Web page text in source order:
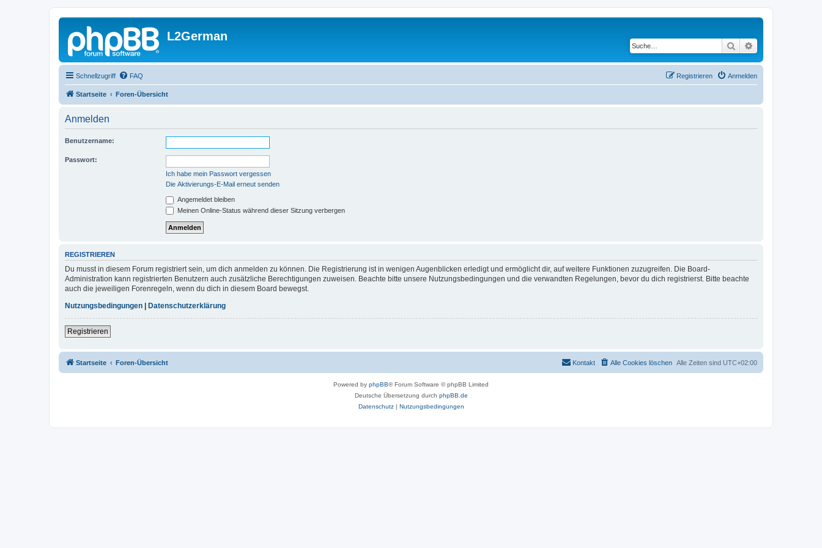
L2German
Suche
Schnellzugriff FAQ Anmelden
Registrieren
Startseite Foren-Übersicht
Anmelden
Benutzername:
Passwort:
Ich habe mein Passwort vergessen
Die Aktivierungs-E-Mail erneut senden
Angemeldet bleiben
Meinen Online-Status während dieser Sitzung verbergen
REGISTRIEREN
Du musst in diesem Forum registriert sein, um dich anmelden zu können. Die Registrierung ist in wenigen Augenblicken erledigt und ermöglicht dir, auf weitere Funktionen zuzugreifen. Die Board-
Administration kann registrierten Benutzern auch zusätzliche Berechtigungen zuweisen. Beachte bitte unsere Nutzungsbedingungen und die verwandten Regelungen, bevor du dich registrierst. Bitte beachte
auch die jeweiligen Forenregeln, wenn du dich in diesem Board bewegst.
Nutzungsbedingungen | Datenschutzerklärung
Registrieren
Startseite Foren-Übersicht Alle Zeiten sind UTC+02:00
Alle Cookies löschen
Kontakt
Powered by phpBB® Forum Software © phpBB Limited
Deutsche Übersetzung durch phpBB.de
Datenschutz| Nutzungsbedingungen